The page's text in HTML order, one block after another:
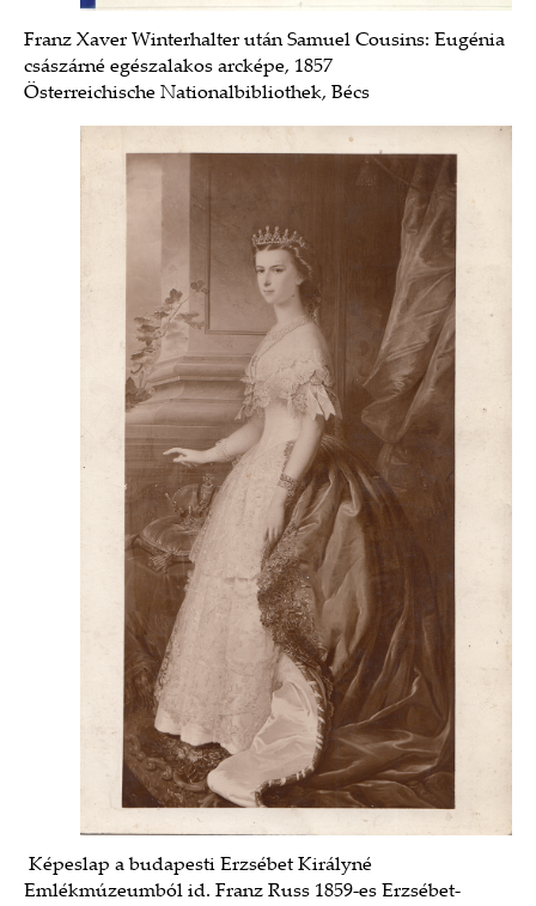
Franz Xaver Winterhalter után Samuel Cousins: Eugénia
császárné egészalakos arcképe, 1857
Österreichische Nationalbibliothek, Bécs
Képeslap a budapesti Erzsébet Királyné
Emlékmúzeumból id. Franz Russ 1859-es Erzsébet-